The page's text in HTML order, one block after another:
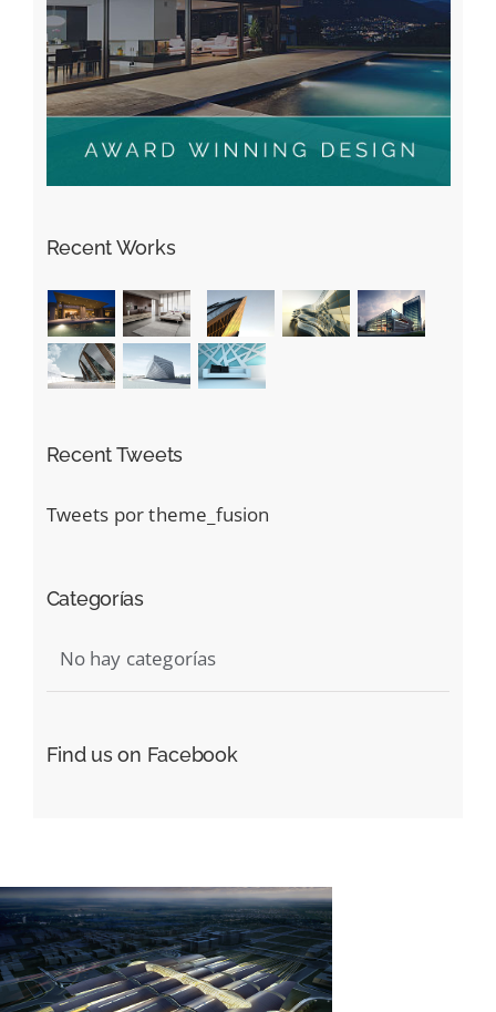
Recent Works
Recent Tweets
Tweets por theme_fusion
Categorías
No hay categorías
Find us on Facebook